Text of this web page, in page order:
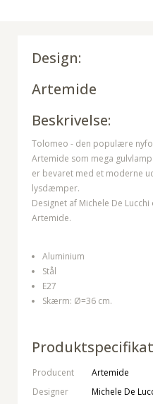
Design:
Artemide
Beskrivelse:
Tolomeo - den populære
Artemide som mega
er bevaret med et moderne
lysdæmper.
Designet af Michele De
Artemide.
Aluminium
Stål
E27
Skærm: Ø=36 cm.
Producent
Artemide
Designer
Michele De